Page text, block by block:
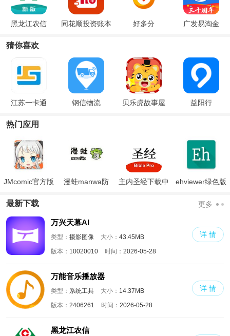
黑龙江农信 同花顺投资账本 好多分 广发易淘金
猜你喜欢
江苏一卡通 钢信物流 贝乐虎故事屋 益阳行
热门应用
JMcomic官方版
漫蛙manwa防
主内圣经下载中
ehviewer绿色版
最新下载 更多
万兴天幕AI
类型： 摄影图像 大小： 43.45MB
版本： 10020010 时间： 2026-05-28
详 情
万能音乐播放器
类型： 系统工具 大小： 14.37MB
版本： 2406261 时间： 2026-05-28
详 情
黑龙江农信